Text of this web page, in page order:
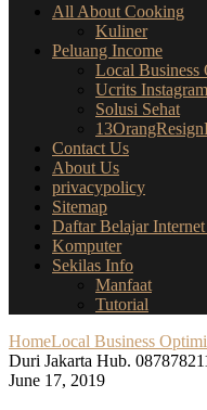
All About Cooking
Kuliner
Peluang Income
Local Business
Ucrits Instagram
Solusi Sehat
Contact Us
About Us
privacypolicy
Sitemap
Daftar Belajar
Komputer
Sekilas Info
Manfaat
Tutorial
HomeLocal Business
Duri Jakarta Hub.
June 17, 2019